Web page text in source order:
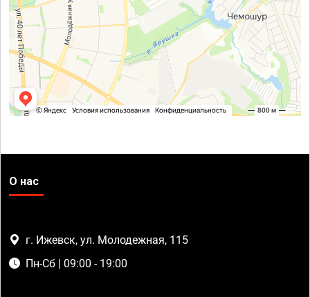
О нас
г. Ижевск, ул. Молодежная, 115
Пн-Сб | 09:00 - 19:00